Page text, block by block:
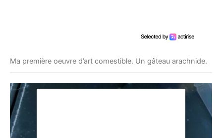
Ma première oeuvre d’art comestible. Un gâteau arachnide.